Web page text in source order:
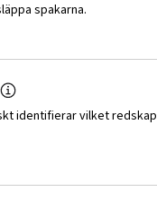
spakarna.
identifierar vilket redskap